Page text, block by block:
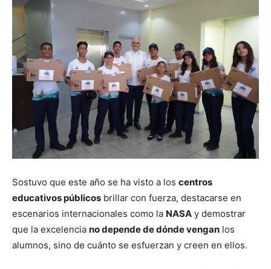
Sostuvo que este año se ha visto a los centros
educativos públicos brillar con fuerza, destacarse en
escenarios internacionales como la NASA y demostrar
que la excelencia no depende de dónde vengan los
alumnos, sino de cuánto se esfuerzan y creen en ellos.